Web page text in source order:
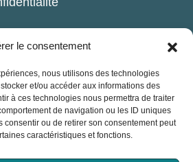
le consentement
nous utilisons des technologies
et/ou accéder aux informations des
à ces technologies nous permettra de traiter
de navigation ou les ID uniques
consentir ou de retirer son consentement peut
caractéristiques et fonctions.
Côte Boisbriand,